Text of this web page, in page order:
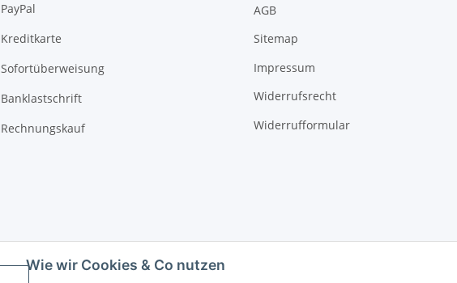
Wie wir Cookies & Co nutzen
PayPal
Kreditkarte
Sofortüberweisung
Banklastschrift
Rechnungskauf
AGB
Sitemap
Impressum
Widerrufsrecht
Widerrufformular